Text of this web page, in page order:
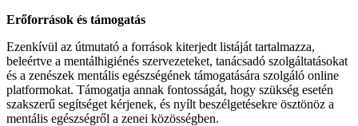
Erőforrások és támogatás
Ezenkívül az útmutató a források kiterjedt listáját tartalmazza,
beleértve a mentálhigiénés szervezeteket, tanácsadó szolgáltatásokat
és a zenészek mentális egészségének támogatására szolgáló online
platformokat. Támogatja annak fontosságát, hogy szükség esetén
szakszerű segítséget kérjenek, és nyílt beszélgetésekre ösztönöz a
mentális egészségről a zenei közösségben.